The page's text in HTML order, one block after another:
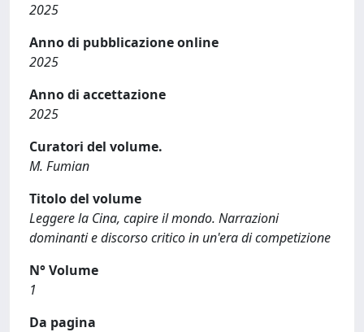
2025
Anno di pubblicazione online
2025
Anno di accettazione
2025
Curatori del volume.
M. Fumian
Titolo del volume
Leggere la Cina, capire il mondo. Narrazioni
dominanti e discorso critico in un'era di competizione
N° Volume
1
Da pagina